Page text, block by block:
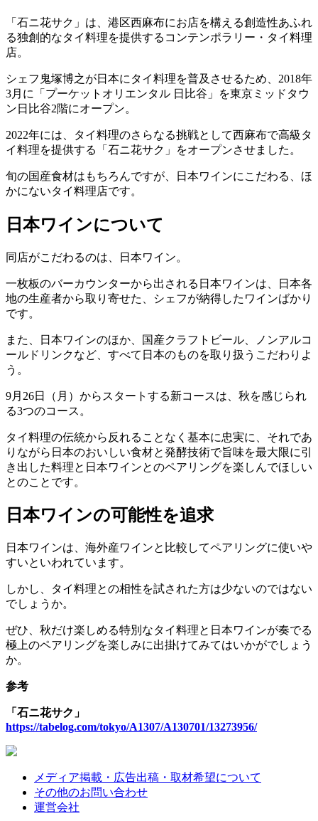
「石ニ花サク」は、港区西麻布にお店を構える創造性あふれ
る独創的なタイ料理を提供するコンテンポラリー・タイ料理
店。
シェフ鬼塚博之が日本にタイ料理を普及させるため、2018年
3月に「プーケットオリエンタル 日比谷」を東京ミッドタウ
ン日比谷2階にオープン。
2022年には、タイ料理のさらなる挑戦として西麻布で高級タ
イ料理を提供する「石ニ花サク」をオープンさせました。
旬の国産食材はもちろんですが、日本ワインにこだわる、ほ
かにないタイ料理店です。
日本ワインについて
同店がこだわるのは、日本ワイン。
一枚板のバーカウンターから出される日本ワインは、日本各
地の生産者から取り寄せた、シェフが納得したワインばかり
です。
また、日本ワインのほか、国産クラフトビール、ノンアルコ
ールドリンクなど、すべて日本のものを取り扱うこだわりよ
う。
9月26日（月）からスタートする新コースは、秋を感じられ
る3つのコース。
タイ料理の伝統から反れることなく基本に忠実に、それであ
りながら日本のおいしい食材と発酵技術で旨味を最大限に引
き出した料理と日本ワインとのペアリングを楽しんでほしい
とのことです。
日本ワインの可能性を追求
日本ワインは、海外産ワインと比較してペアリングに使いや
すいといわれています。
しかし、タイ料理との相性を試された方は少ないのではない
でしょうか。
ぜひ、秋だけ楽しめる特別なタイ料理と日本ワインが奏でる
極上のペアリングを楽しみに出掛けてみてはいかがでしょう
か。
参考
「石ニ花サク」
https://tabelog.com/tokyo/A1307/A130701/13273956/
メディア掲載・広告出稿・取材希望について
その他のお問い合わせ
運営会社